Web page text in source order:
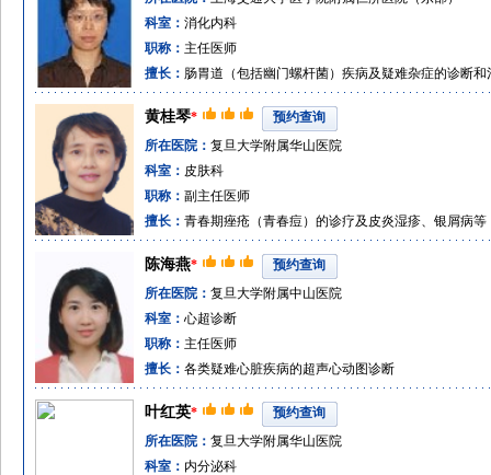
科室： 消化内科
职称： 主任医师
擅长： 肠胃道（包括幽门螺杆菌）疾病及疑难杂症的诊断和
黄桂琴*
预约查询
所在医院： 复旦大学附属华山医院
科室： 皮肤科
职称： 副主任医师
擅长： 青春期痤疮（青春痘）的诊疗及皮炎湿疹、银屑病等
陈海燕*
预约查询
所在医院： 复旦大学附属中山医院
科室： 心超诊断
职称： 主任医师
擅长： 各类疑难心脏疾病的超声心动图诊断
叶红英*
预约查询
所在医院： 复旦大学附属华山医院
科室： 内分泌科